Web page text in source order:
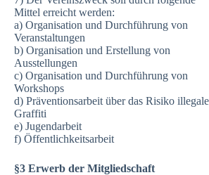
Mittel erreicht werden:
a) Organisation und Durchführung von
Veranstaltungen
b) Organisation und Erstellung von
Ausstellungen
c) Organisation und Durchführung von
Workshops
d) Präventionsarbeit über das Risiko
Graffiti
e) Jugendarbeit
f) Öffentlichkeitsarbeit
§3 Erwerb der Mitgliedschaft